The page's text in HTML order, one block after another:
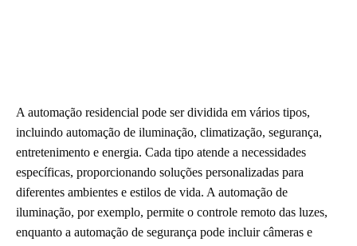
A automação residencial pode ser dividida em vários tipos,
incluindo automação de iluminação, climatização, segurança,
entretenimento e energia. Cada tipo atende a necessidades
específicas, proporcionando soluções personalizadas para
diferentes ambientes e estilos de vida. A automação de
iluminação, por exemplo, permite o controle remoto das luzes,
enquanto a automação de segurança pode incluir câmeras e